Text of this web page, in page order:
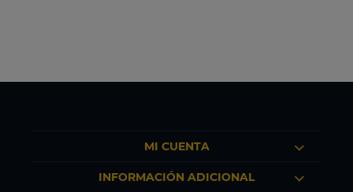
MI CUENTA
INFORMACIÓN ADICIONAL